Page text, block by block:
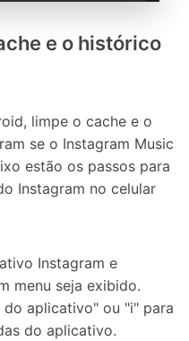
e o histórico
limpe o cache e o
se o Instagram Music
estão os passos para
Instagram no celular
Instagram e
menu seja exibido.
aplicativo" ou "i" para
do aplicativo.